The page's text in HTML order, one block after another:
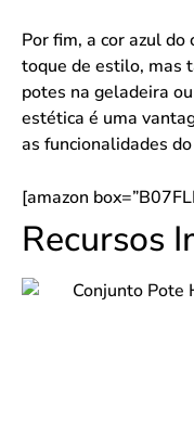
Por fim, a cor azul
toque de estilo, mas
potes na geladeira
estética é uma
as funcionalidades
[amazon
Recursos